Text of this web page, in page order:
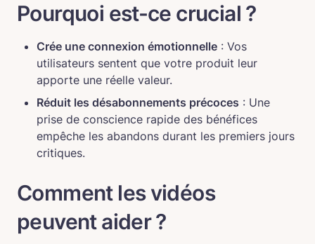
Pourquoi est-ce crucial ?
Crée une connexion émotionnelle : Vos
utilisateurs sentent que votre produit leur
apporte une réelle valeur.
Réduit les désabonnements précoces : Une
prise de conscience rapide des bénéfices
empêche les abandons durant les premiers jours
critiques.
Comment les vidéos
peuvent aider ?